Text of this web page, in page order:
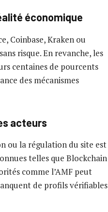
économique
Coinbase, Kraken ou
risque. En revanche, les
centaines de pourcents
des mécanismes
acteurs
ou la régulation du site est
telles que Blockchain
comme l’AMF peut
de profils vérifiables